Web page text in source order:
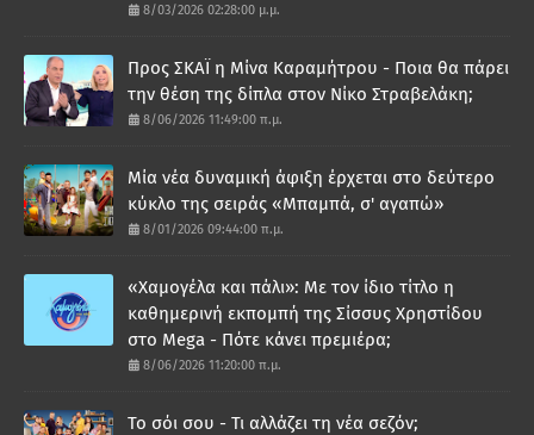
8/03/2026 02:28:00 μ.μ.
Προς ΣΚΑΪ η Μίνα Καραμήτρου - Ποια θα πάρει
την θέση της δίπλα στον Νίκο Στραβελάκη;
8/06/2026 11:49:00 π.μ.
Μία νέα δυναμική άφιξη έρχεται στο δεύτερο
κύκλο της σειράς «Μπαμπά, σ' αγαπώ»
8/01/2026 09:44:00 π.μ.
«Χαμογέλα και πάλι»: Με τον ίδιο τίτλο η
καθημερινή εκπομπή της Σίσσυς Χρηστίδου
στο Mega - Πότε κάνει πρεμιέρα;
8/06/2026 11:20:00 π.μ.
Το σόι σου - Τι αλλάζει τη νέα σεζόν;